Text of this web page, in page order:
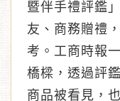
暨伴手禮評鑑
友、商務贈禮
考。工商時報
橋樑，透過評
商品被看見，